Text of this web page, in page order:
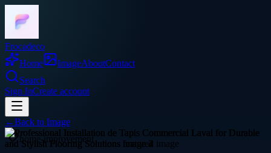
Frocadeco
Home
ImageAboutContact
Search
Sign InCreate account
←Back to Image
home-improvement